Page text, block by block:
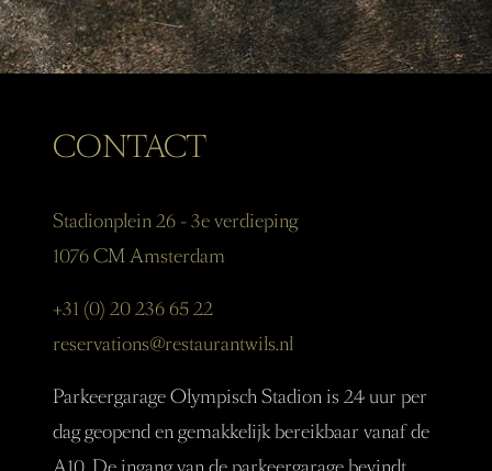
CONTACT
Stadionplein 26 - 3e verdieping
1076 CM Amsterdam
+31 (0) 20 236 65 22
reservations@restaurantwils.nl
Parkeergarage Olympisch Stadion is 24 uur per
dag geopend en gemakkelijk bereikbaar vanaf de